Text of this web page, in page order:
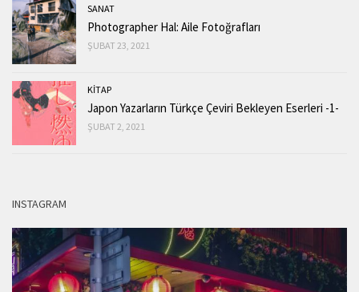
SANAT
Photographer Hal: Aile Fotoğrafları
ŞUBAT 23, 2021
KİTAP
Japon Yazarların Türkçe Çeviri Bekleyen Eserleri -1-
ŞUBAT 2, 2021
INSTAGRAM